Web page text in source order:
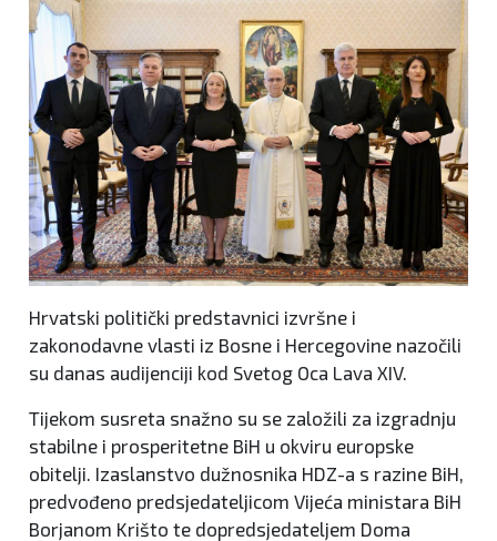
Hrvatski politički predstavnici izvršne i
zakonodavne vlasti iz Bosne i Hercegovine nazočili
su danas audijenciji kod Svetog Oca Lava XIV.
Tijekom susreta snažno su se založili za izgradnju
stabilne i prosperitetne BiH u okviru europske
obitelji. Izaslanstvo dužnosnika HDZ-a s razine BiH,
predvođeno predsjedateljicom Vijeća ministara BiH
Borjanom Krišto te dopredsjedateljem Doma